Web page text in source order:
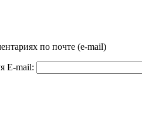
по почте (e-mail)
E-mail: